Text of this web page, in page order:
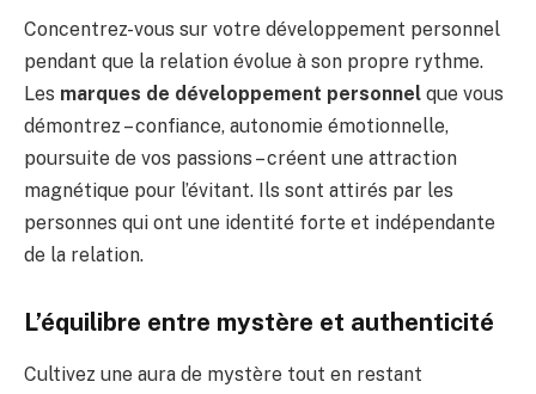
Concentrez-vous sur votre développement personnel
pendant que la relation évolue à son propre rythme.
Les marques de développement personnel que vous
démontrez – confiance, autonomie émotionnelle,
poursuite de vos passions – créent une attraction
magnétique pour l’évitant. Ils sont attirés par les
personnes qui ont une identité forte et indépendante
de la relation.
L’équilibre entre mystère et authenticité
Cultivez une aura de mystère tout en restant